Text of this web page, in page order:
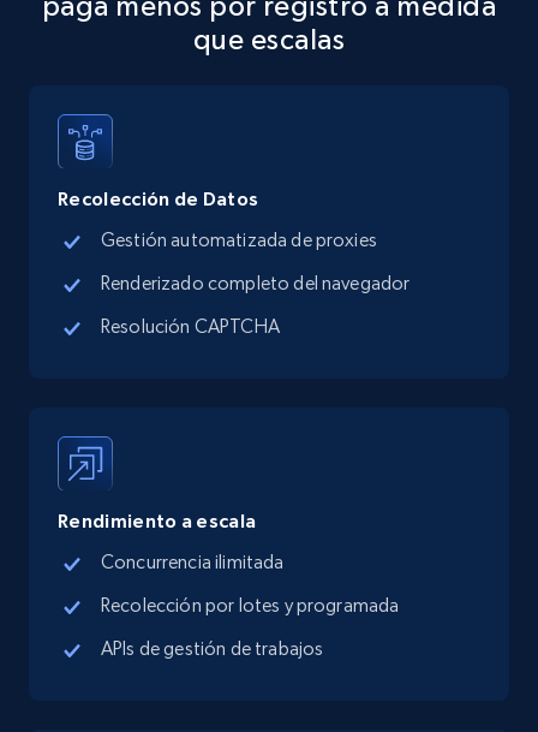
Place id, URL, Country, Name, Category,
Address, Description, Business details, and
13.3K+
records by location search
Place id, URL, Country, Name, Category,
13.3K+
Google Maps full information - Collect
Google Maps Businesses data by place id
Place id, URL, Country, Name, Category,
Address, Description, Business details, and
que escalas
Recolección de Datos
Gestión automatizada de proxies
Renderizado completo del navegador
Resolución CAPTCHA
Rendimiento a escala
Concurrencia ilimitada
Recolección por lotes y programada
APIs de gestión de trabajos